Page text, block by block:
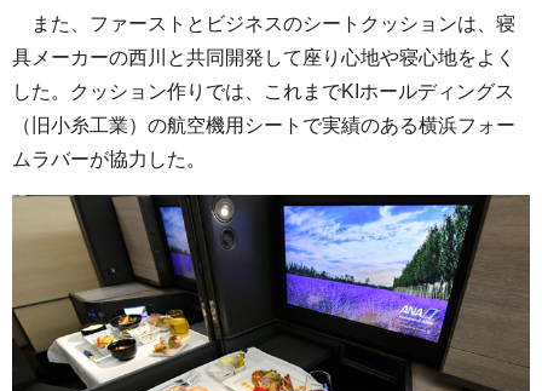
また、ファーストとビジネスのシートクッションは、寝
具メーカーの西川と共同開発して座り心地や寝心地をよく
した。クッション作りでは、これまでKIホールディングス
（旧小糸工業）の航空機用シートで実績のある横浜フォー
ムラバーが協力した。